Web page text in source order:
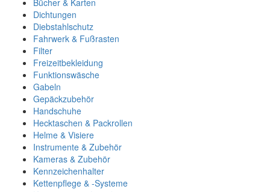
Bücher & Karten
Dichtungen
Diebstahlschutz
Fahrwerk & Fußrasten
Filter
Freizeitbekleidung
Funktionswäsche
Gabeln
Gepäckzubehör
Handschuhe
Hecktaschen & Packrollen
Helme & Visiere
Instrumente & Zubehör
Kameras & Zubehör
Kennzeichenhalter
Kettenpflege & -Systeme